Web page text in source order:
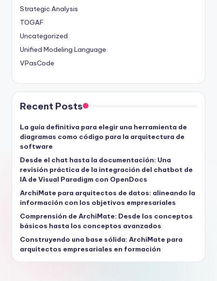
Strategic Analysis
TOGAF
Uncategorized
Unified Modeling Language
VPasCode
Recent Posts
La guía definitiva para elegir una herramienta de
diagramas como código para la arquitectura de
software
Desde el chat hasta la documentación: Una
revisión práctica de la integración del chatbot de
IA de Visual Paradigm con OpenDocs
ArchiMate para arquitectos de datos: alineando la
información con los objetivos empresariales
Comprensión de ArchiMate: Desde los conceptos
básicos hasta los conceptos avanzados
Construyendo una base sólida: ArchiMate para
arquitectos empresariales en formación